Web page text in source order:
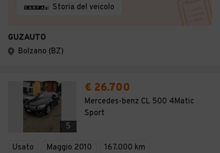
Storia del veicolo
GUZAUTO
Bolzano (BZ)
5
€ 26.700
Mercedes-benz CL 500 4Matic
Sport
Usato Maggio 2010
167.000 km